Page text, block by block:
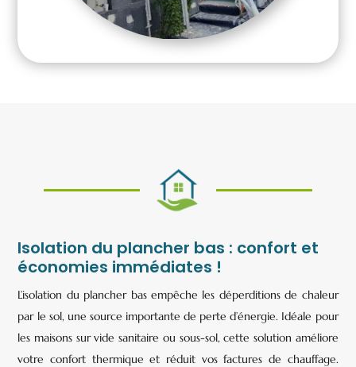
Isolation du plancher bas : confort et
économies immédiates !
L’isolation du plancher bas empêche les déperditions de chaleur
par le sol, une source importante de perte d’énergie. Idéale pour
les maisons sur vide sanitaire ou sous-sol, cette solution améliore
votre confort thermique et réduit vos factures de chauffage.